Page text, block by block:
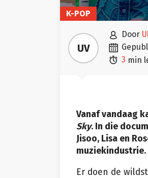
K-POP
UV
 door

 3 min
Vanaf vandaag
Sky. In die
Jisoo, Lisa en
muziekindustrie.
Er doen de